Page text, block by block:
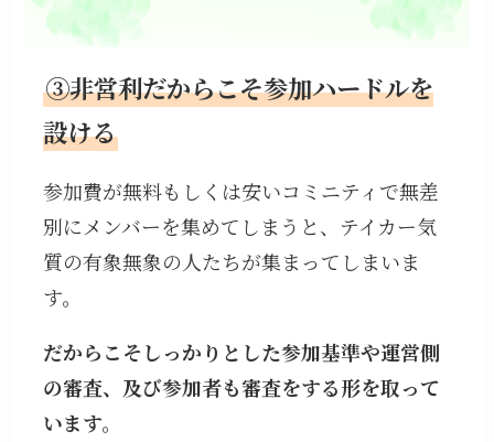
③非営利だからこそ参加ハードルを
設ける
参加費が無料もしくは安いコミニティで無差
別にメンバーを集めてしまうと、テイカー気
質の有象無象の人たちが集まってしまいま
す。
だからこそしっかりとした参加基準や運営側
の審査、及び参加者も審査をする形を取って
います。